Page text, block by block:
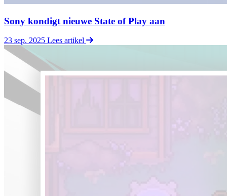
Sony kondigt nieuwe State of Play aan
23 sep. 2025 Lees artikel